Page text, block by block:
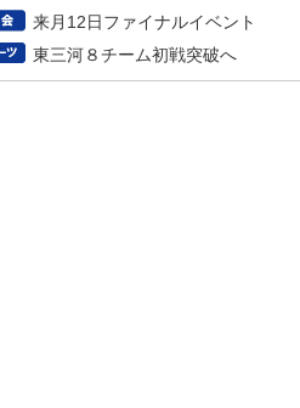
来月12日ファイナルイベント
東三河８チーム初戦突破へ